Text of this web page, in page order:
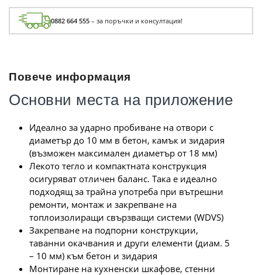
0882 664 555 – за поръчки и консултация!
Повече информация
Основни места на приложение
Идеално за ударно пробиване на отвори с
диаметър до 10 мм в бетон, камък и зидария
(възможен максимален диаметър от 18 мм)
Лекото тегло и компактната конструкция
осигуряват отличен баланс. Така е идеално
подходящ за трайна употреба при вътрешни
ремонти, монтаж и закрепване на
топлоизолиращи свързващи системи (WDVS)
Закрепване на подпорни конструкции,
таванни окачвания и други елементи (диам. 5
– 10 мм) към бетон и зидария
Монтиране на кухненски шкафове, стенни